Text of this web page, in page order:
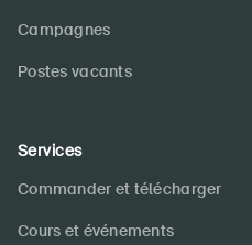
Campagnes
Postes vacants
Services
Commander et télécharger
Cours et événements